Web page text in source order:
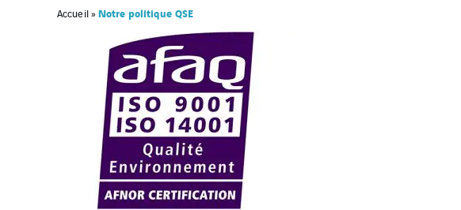
Accueil»Notre politique QSE